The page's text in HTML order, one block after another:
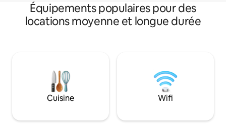
Équipements populaires pour des
locations moyenne et longue durée
Cuisine Wifi